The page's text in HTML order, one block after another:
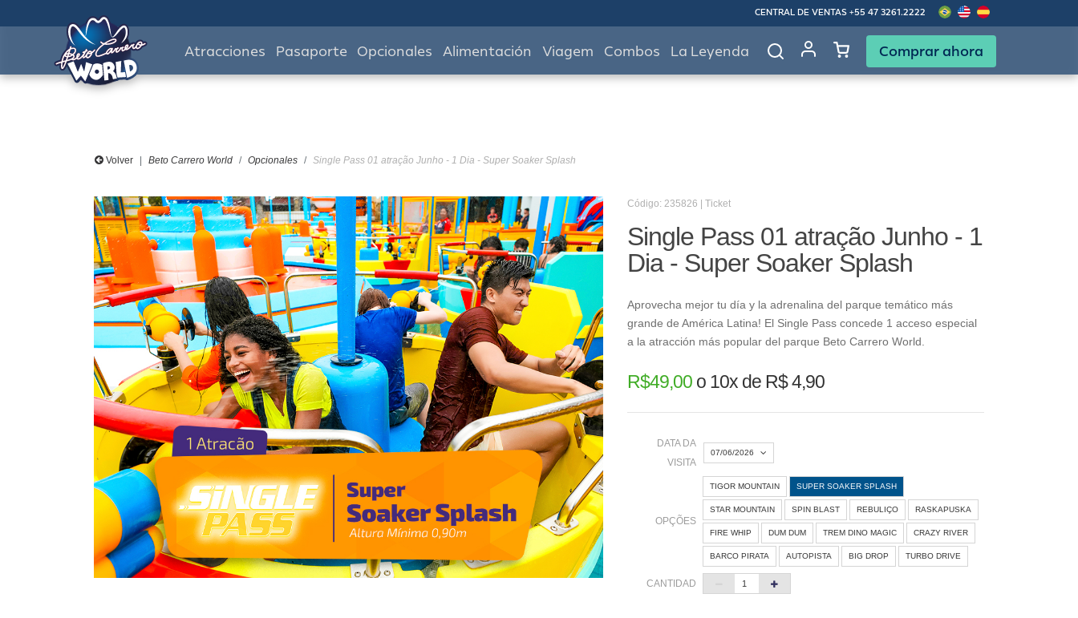
CENTRAL DE VENTAS +55 47 3261.2222
Atracciones Pasaporte Opcionales Alimentación Viagem Combos La Leyenda Comprar ahora
Volver Beto Carrero World Opcionales Single Pass 01 atração Junho - 1 Dia - Super Soaker Splash
Código: 235826 | Ticket
Single Pass 01 atração Junho - 1
Dia - Super Soaker Splash
Aprovecha mejor tu día y la adrenalina del parque temático más
grande de América Latina! El Single Pass concede 1 acceso especial
a la atracción más popular del parque Beto Carrero World.
R$49,00o 10x de R$ 4,90
DATA DA
VISITA
07/06/2026
« Agosto 2026 »
D S Q Q S S
1
OPÇÕES
TIGOR MOUNTAIN SUPER SOAKER SPLASH
STAR MOUNTAIN SPIN BLAST REBULIÇO RASKAPUSKA
FIRE WHIP DUM DUM TREM DINO MAGIC CRAZY RIVER
BARCO PIRATA AUTOPISTA BIG DROP TURBO DRIVE
CANTIDAD